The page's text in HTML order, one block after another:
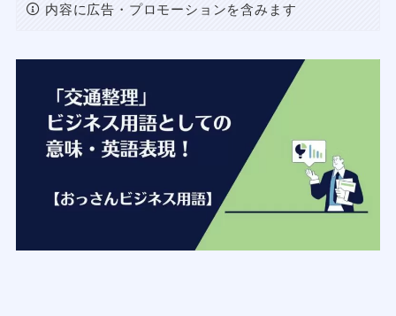
内容に広告・プロモーションを含みます